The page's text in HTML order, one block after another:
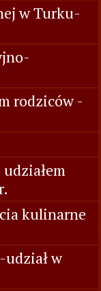
w Turku-
rodziców -
kulinarne
udział w